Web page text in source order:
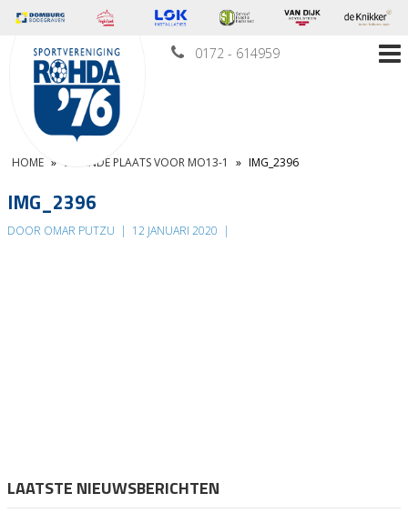
0172 - 614959
HOME » ZEVENDE PLAATS VOOR MO13-1 » IMG_2396
IMG_2396
DOOR OMAR PUTZU | 12 JANUARI 2020 |
LAATSTE NIEUWSBERICHTEN